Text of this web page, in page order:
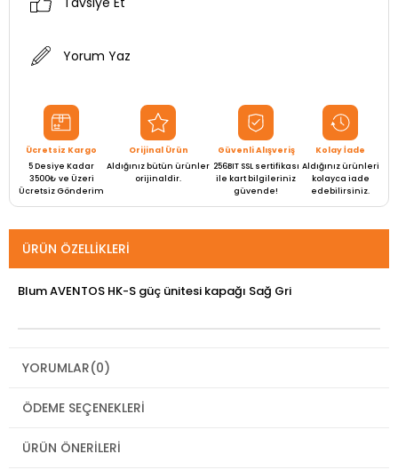
Yorum Yaz
Ücretsiz Kargo
5 Desiye Kadar
3500₺ ve Üzeri
Ücretsiz Gönderim
Orijinal Ürün
Aldığınız bütün ürünler
orijinaldir.
Güvenli Alışveriş
256BIT SSL sertifikası
ile kart bilgileriniz
güvende!
Kolay İade
Aldığınız ürünleri
kolayca iade
edebilirsiniz.
ÜRÜN ÖZELLIKLERI
Blum AVENTOS HK-S güç ünitesi kapağı Sağ Gri
YORUMLAR(0)
ÖDEME SEÇENEKLERI
ÜRÜN ÖNERILERI